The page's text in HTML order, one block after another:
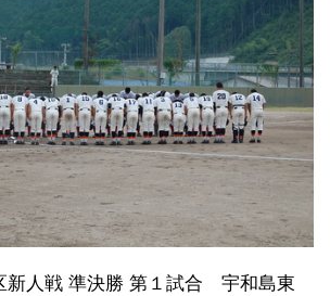
新人戦 準決勝 第１試合 宇和島東